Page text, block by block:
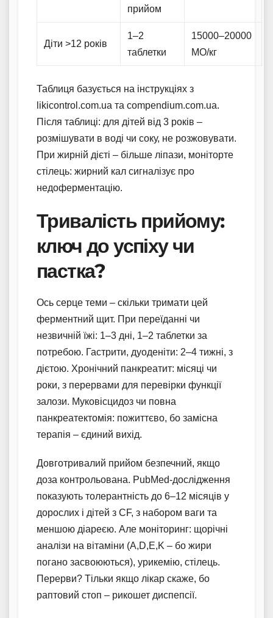
прийом
Діти >12 років
1–2
таблетки
15000–20000
МО/кг
Таблиця базується на інструкціях з
likicontrol.com.ua та compendium.com.ua.
Після таблиці: для дітей від 3 років –
розмішувати в воді чи соку, не розжовувати.
При жирній дієті – більше ліпази, моніторте
стілець: жирний кал сигналізує про
недоферментацію.
Тривалість прийому:
ключ до успіху чи
пастка?
Ось серце теми – скільки тримати цей
ферментний щит. При переїданні чи
незвичній їжі: 1–3 дні, 1–2 таблетки за
потребою. Гастрити, дуоденіти: 2–4 тижні, з
дієтою. Хронічний панкреатит: місяці чи
роки, з перервами для перевірки функції
залози. Муковісцидоз чи повна
панкреатектомія: пожиттєво, бо замісна
терапія – єдиний вихід.
Довготривалий прийом безпечний, якщо
доза контрольована. PubMed-дослідження
показують толерантність до 6–12 місяців у
дорослих і дітей з CF, з набором ваги та
меншою діареєю. Але моніторинг: щорічні
аналізи на вітаміни (A,D,E,K – бо жири
погано засвоюються), урикемію, стілець.
Перерви? Тільки якщо лікар скаже, бо
раптовий стоп – рикошет диспепсії.